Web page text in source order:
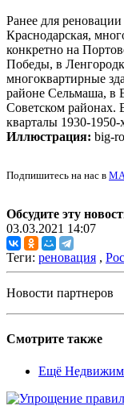
Ранее для
Краснодарская,
конкретно на
Победы, в
многоквартирные
районе Сельмаша, в
Советском районах.
кварталы 1930-1950-
Иллюстрация: big-
Подпишитесь на нас в
Обсудите эту
03.03.2021 14:07
Теги: реновация ,
Новости партнеров
Смотрите также
Ещё